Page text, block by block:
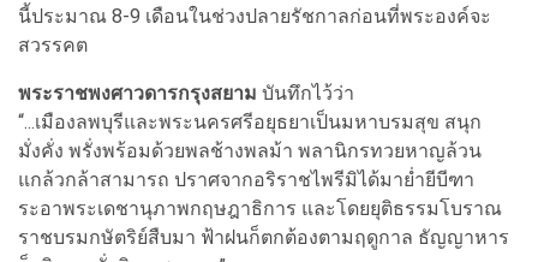
นี้ประมาณ 8-9 เดือนในช่วงปลายรัชกาลก่อนที่พระองค์จะ
สวรรคต
พระราชพงศาวดารกรุงสยาม บันทึกไว้ว่า
“...เมืองลพบุรีและพระนครศรีอยุธยาเป็นมหาบรมสุข สนุก
มั่งคั่ง พรั่งพร้อมด้วยพลช้างพลม้า พลานิกรทวยหาญล้วน
แกล้วกล้าสามารถ ปราศจากอริราชไพรีมิได้มาย่ำยีบีฑา
ระอาพระเดชานุภาพกฤษฎาธิการ และโดยยุติธรรมโบราณ
ราชบรมกษัตริย์สืบมา ฟ้าฝนก็ตกต้องตามฤดูกาล ธัญญาหาร